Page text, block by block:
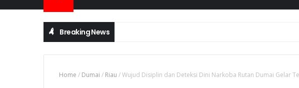
Breaking News
Home / Dumai / Riau /Wujud Disiplin dan Deteksi Dini Narkoba Rutan Dumai Gelar